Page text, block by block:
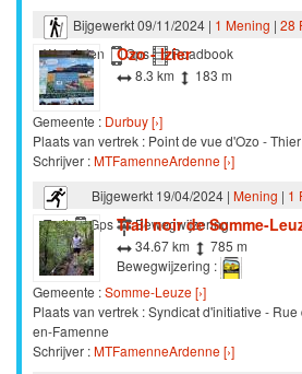
Bijgewerkt 09/11/2024 | 1 Mening | 28
Wandelen
Gps Roadbook
Ozo - Izier
8.3 km 183 m
Gemeente : Durbuy [›]
Plaats van vertrek : Point de vue d'Ozo -
Schrijver :MTFamenneArdenne [›]
Bijgewerkt 19/04/2024 | Mening | 1
Trail
Gps Bewegwijzering
Trail noir de Somme-
34.67 km
785 m
Bewegwijzering :
Gemeente :Somme-Leuze [›]
Plaats van vertrek : Syndicat d'initiative -
en-Famenne
Schrijver :MTFamenneArdenne [›]